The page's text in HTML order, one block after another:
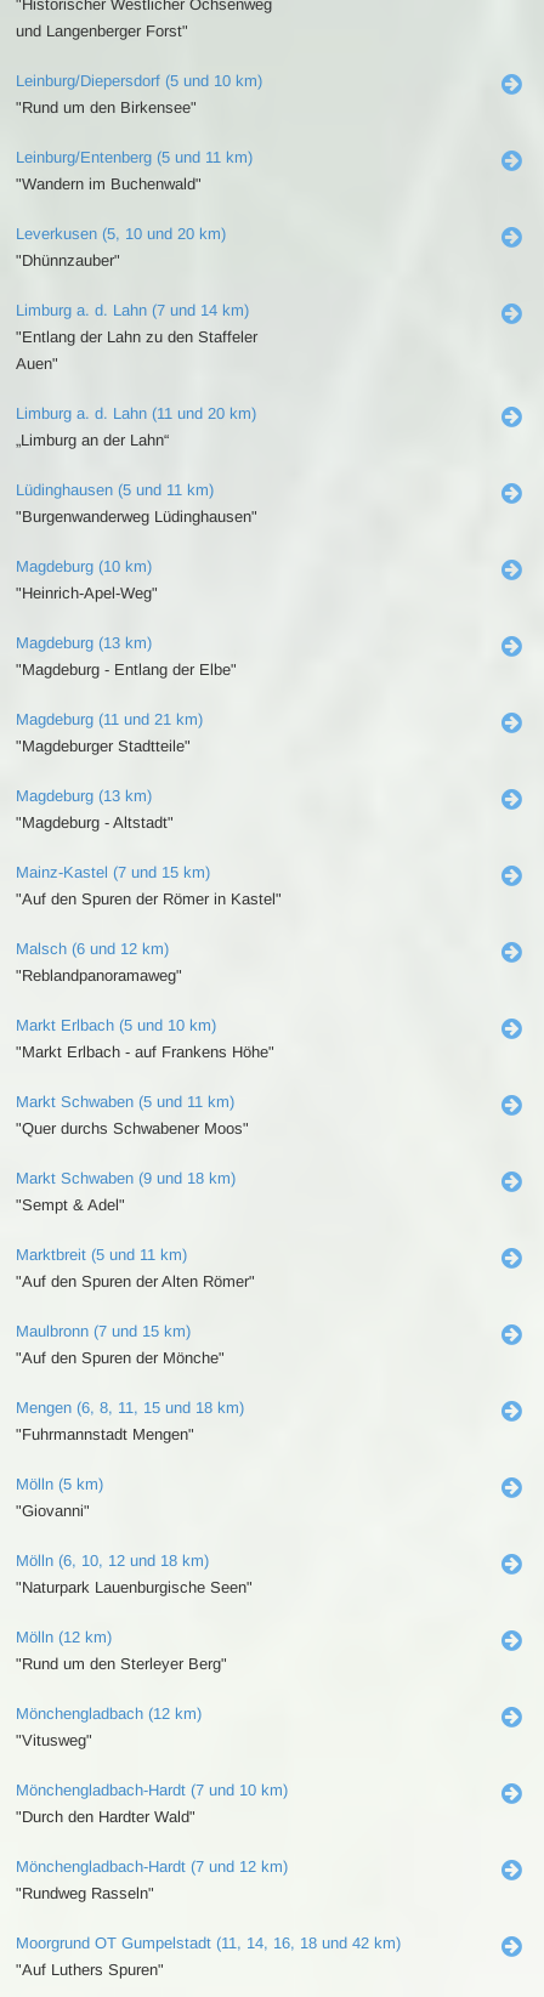
"Historischer Westlicher Ochsenweg
und Langenberger Forst"
Leinburg/Diepersdorf (5 und 10 km)
"Rund um den Birkensee"
Leinburg/Entenberg (5 und 11 km)
"Wandern im Buchenwald"
Leverkusen (5, 10 und 20 km)
"Dhünnzauber"
Limburg a. d. Lahn (7 und 14 km)
"Entlang der Lahn zu den Staffeler
Auen"
Limburg a. d. Lahn (11 und 20 km)
„Limburg an der Lahn“
Lüdinghausen (5 und 11 km)
"Burgenwanderweg Lüdinghausen"
Magdeburg (10 km)
"Heinrich-Apel-Weg"
Magdeburg (13 km)
"Magdeburg - Entlang der Elbe"
Magdeburg (11 und 21 km)
"Magdeburger Stadtteile"
Magdeburg (13 km)
"Magdeburg - Altstadt"
Mainz-Kastel (7 und 15 km)
"Auf den Spuren der Römer in Kastel"
Malsch (6 und 12 km)
"Reblandpanoramaweg"
Markt Erlbach (5 und 10 km)
"Markt Erlbach - auf Frankens Höhe"
Markt Schwaben (5 und 11 km)
"Quer durchs Schwabener Moos"
Markt Schwaben (9 und 18 km)
"Sempt & Adel"
Marktbreit (5 und 11 km)
"Auf den Spuren der Alten Römer"
Maulbronn (7 und 15 km)
"Auf den Spuren der Mönche"
Mengen (6, 8, 11, 15 und 18 km)
"Fuhrmannstadt Mengen"
Mölln (5 km)
"Giovanni"
Mölln (6, 10, 12 und 18 km)
"Naturpark Lauenburgische Seen"
Mölln (12 km)
"Rund um den Sterleyer Berg"
Mönchengladbach (12 km)
"Vitusweg"
Mönchengladbach-Hardt (7 und 10 km)
"Durch den Hardter Wald"
Mönchengladbach-Hardt (7 und 12 km)
"Rundweg Rasseln"
Moorgrund OT Gumpelstadt (11, 14, 16, 18 und 42 km)
"Auf Luthers Spuren"